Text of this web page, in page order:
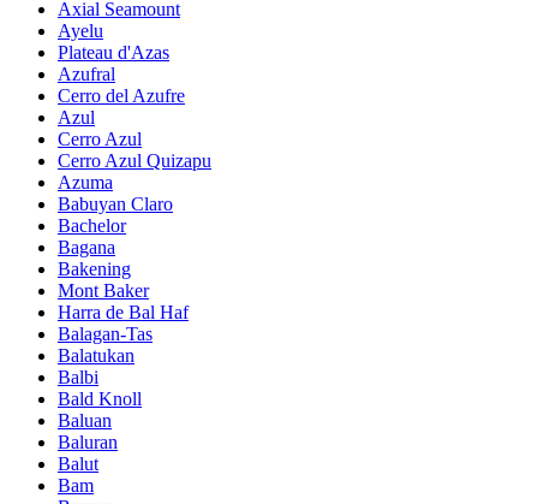
Axial Seamount
Ayelu
Plateau d'Azas
Azufral
Cerro del Azufre
Azul
Cerro Azul
Cerro Azul Quizapu
Azuma
Babuyan Claro
Bachelor
Bagana
Bakening
Mont Baker
Harra de Bal Haf
Balagan-Tas
Balatukan
Balbi
Bald Knoll
Baluan
Baluran
Balut
Bam